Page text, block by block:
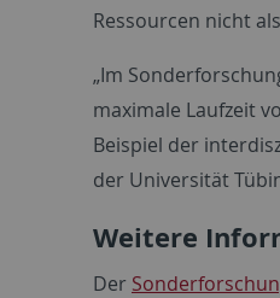
Ressourcen nicht
„Im
maximale Laufzeit
Beispiel der
der Universität
Weitere
Der